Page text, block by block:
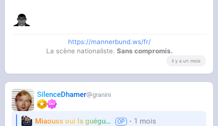
https://mannerbund.ws/fr/
La scène nationaliste.Sans compromis.
il y a un mois
SilenceDhamer granini
Miaouss oui la guéguérre TF6 1 mois